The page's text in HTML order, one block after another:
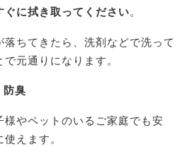
ぐに拭き取ってください。
ちてきたら、洗剤などで洗って
元通りになります。
防臭
様やペットのいるご家庭でも安
えます。